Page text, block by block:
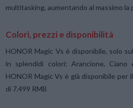
multitasking, aumentando al massimo
Colori, prezzi e disponibilità
HONOR Magic Vs è disponibile, solo sul
in splendidi colori: Arancione, Ciano
HONOR Magic Vs è già disponibile per
di 7.499 RMB